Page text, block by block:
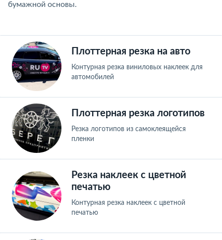
бумажной основы.
Плоттерная резка на авто
Контурная резка виниловых наклеек для
автомобилей
Плоттерная резка логотипов
Резка логотипов из самоклеящейся
пленки
Резка наклеек с цветной
печатью
Контурная резка наклеек с цветной
печатью